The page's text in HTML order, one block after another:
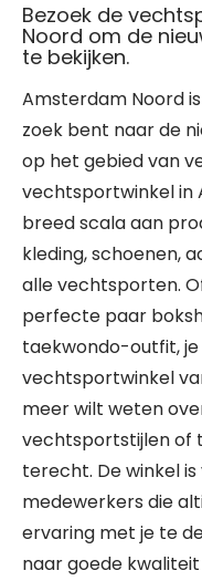
Bezoek de
Noord om de
te bekijken.
Amsterdam Noord
zoek bent naar de
op het gebied van
vechtsportwinkel in
breed scala aan
kleding, schoenen,
alle vechtsporten.
perfecte paar
taekwondo-outfit,
vechtsportwinkel
meer wilt weten
vechtsportstijlen of
terecht. De winkel
medewerkers die
ervaring met je te
naar goede